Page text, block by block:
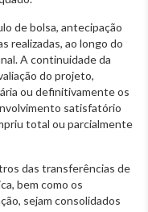
de bolsa, antecipação
realizadas, ao longo do
A continuidade da
do projeto,
ou definitivamente os
satisfatório
total ou parcialmente
das transferências de
bem como os
sejam consolidados